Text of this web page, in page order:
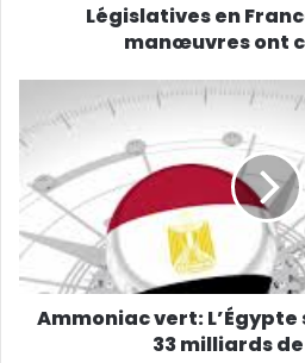
Législatives en
manœuvres ont
Ammoniac vert:
33 milliards